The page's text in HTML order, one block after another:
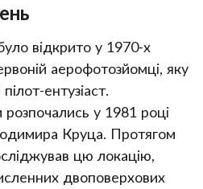
відкрито у 1970-х
аерофотозйомці, яку
ентузіаст.
розпочались у 1981 році
Круца. Протягом
цю локацію,
двоповерхових